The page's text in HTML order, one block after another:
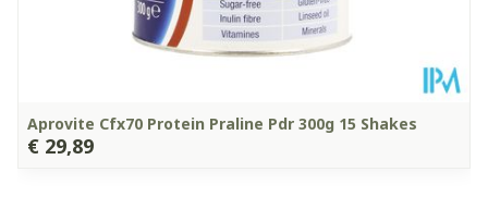
Kamertemperatuur (15°C
- 25°C)
Aprovite Cfx70 Protein Praline Pdr 300g 15 Shakes
€ 29,89